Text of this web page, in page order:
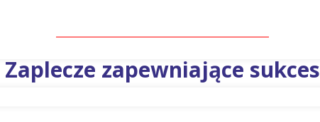
Zaplecze zapewniające sukces